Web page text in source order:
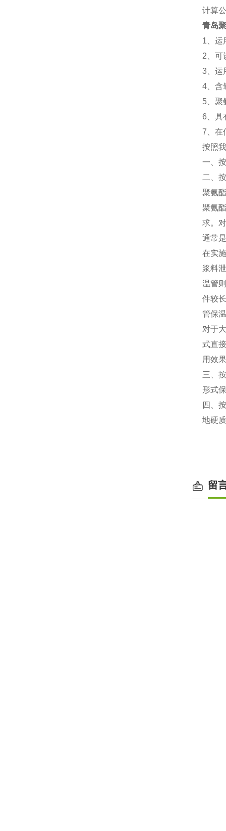
计算
青岛
1、运
2、可
3、运
4、含
5、聚
6、具
7、在
按照
一、
二、
聚氨
聚氨
求。
通常
在实
浆料
温管
件较
管保
对于
式直
用效
三、
形式
四、
地硬
留